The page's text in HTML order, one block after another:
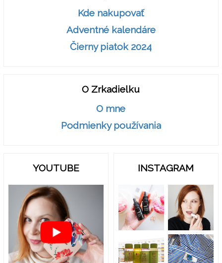
Kde nakupovať
Adventné kalendáre
Čierny piatok 2024
O Zrkadielku
O mne
Podmienky používania
YOUTUBE INSTAGRAM